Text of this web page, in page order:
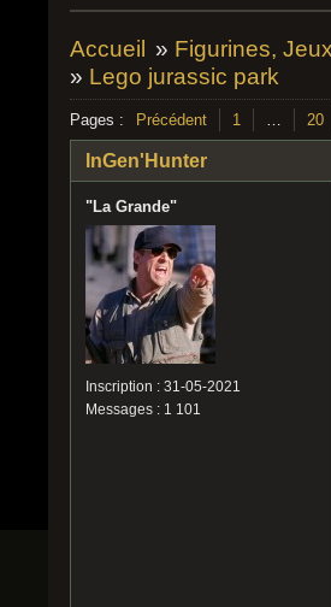
Accueil » Figurines,
» Lego jurassic park
Pages : Précédent 1 … 20
InGen'Hunter
"La Grande"
Inscription : 31-05-2021
Messages : 1 101